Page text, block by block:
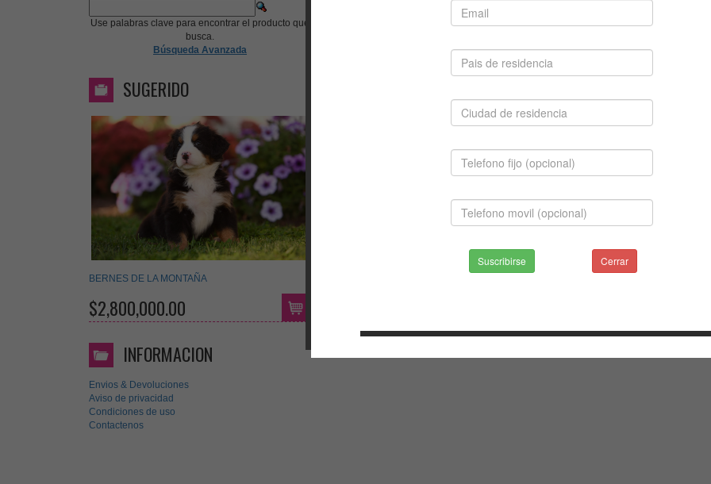
Use palabras clave para encontrar el producto que
busca.
Búsqueda Avanzada
SUGERIDO
BERNES DE LA MONTAÑA
$2,800,000.00
INFORMACION
Envios & Devoluciones
Aviso de privacidad
Condiciones de uso
Contactenos
Suscribirse Cerrar